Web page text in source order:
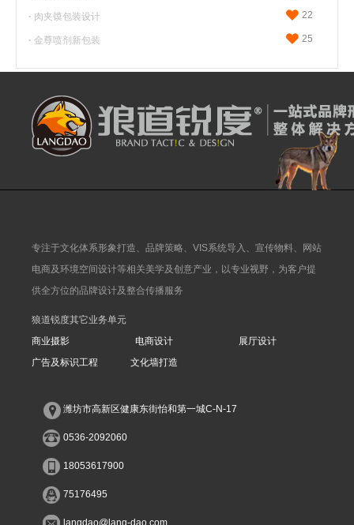
· 肉夹馍包装设计 22
· 金尊喷剂新包装 25
专注于文化体系形象打造、品牌策略、VIS系统导入、宣传物料、网站
电商及环境空间设计等相关美学及创意产业，以专业视野，为客户提
供全方位的品牌设计及整合传播服务
狼道锐度其它业务单元
商业摄影
电商设计
展厅设计
广告及标识工程
文化墙打造
潍坊市高新区健康东街怡和第一城C-N-17
0536-2092060
18053617900
75176495
langdao@lang-dao.com